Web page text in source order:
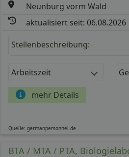
Neunburg vorm Wald
aktualisiert seit: 06.08.2026
Stellenbeschreibung:
Arbeitszeit
mehr Details
Quelle: germanpersonnel.de
BTA / MTA / PTA,